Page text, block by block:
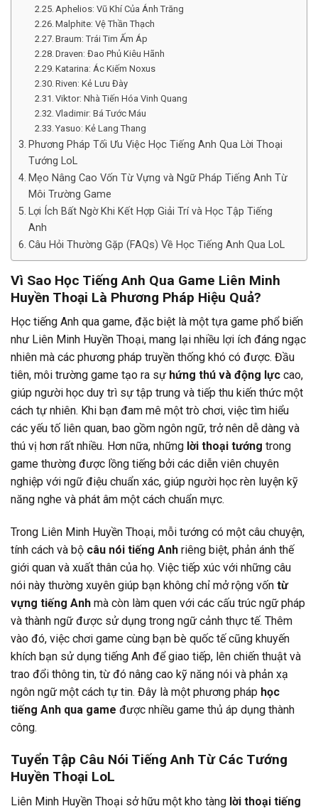
Aphelios: Vũ Khí Của Ánh Trăng
Malphite: Vệ Thần Thạch
Braum: Trái Tim Ấm Áp
Draven: Đao Phủ Kiêu Hãnh
Katarina: Ác Kiếm Noxus
Riven: Kẻ Lưu Đày
Viktor: Nhà Tiến Hóa Vinh Quang
Vladimir: Bá Tước Máu
Yasuo: Kẻ Lang Thang
Phương Pháp Tối Ưu Việc Học Tiếng Anh Qua Lời Thoại
Tướng LoL
Mẹo Nâng Cao Vốn Từ Vựng và Ngữ Pháp Tiếng Anh Từ
Môi Trường Game
Lợi Ích Bất Ngờ Khi Kết Hợp Giải Trí và Học Tập Tiếng
Anh
Câu Hỏi Thường Gặp (FAQs) Về Học Tiếng Anh Qua LoL
Vì Sao Học Tiếng Anh Qua Game Liên Minh
Huyền Thoại Là Phương Pháp Hiệu Quả?
Học tiếng Anh qua game, đặc biệt là một tựa game phổ biến
như Liên Minh Huyền Thoại, mang lại nhiều lợi ích đáng ngạc
nhiên mà các phương pháp truyền thống khó có được. Đầu
tiên, môi trường game tạo ra sự hứng thú và động lực cao,
giúp người học duy trì sự tập trung và tiếp thu kiến thức một
cách tự nhiên. Khi bạn đam mê một trò chơi, việc tìm hiểu
các yếu tố liên quan, bao gồm ngôn ngữ, trở nên dễ dàng và
thú vị hơn rất nhiều. Hơn nữa, những lời thoại tướng trong
game thường được lồng tiếng bởi các diễn viên chuyên
nghiệp với ngữ điệu chuẩn xác, giúp người học rèn luyện kỹ
năng nghe và phát âm một cách chuẩn mực.
Trong Liên Minh Huyền Thoại, mỗi tướng có một câu chuyện,
tính cách và bộ câu nói tiếng Anh riêng biệt, phản ánh thế
giới quan và xuất thân của họ. Việc tiếp xúc với những câu
nói này thường xuyên giúp bạn không chỉ mở rộng vốn từ
vựng tiếng Anh mà còn làm quen với các cấu trúc ngữ pháp
và thành ngữ được sử dụng trong ngữ cảnh thực tế. Thêm
vào đó, việc chơi game cùng bạn bè quốc tế cũng khuyến
khích bạn sử dụng tiếng Anh để giao tiếp, lên chiến thuật và
trao đổi thông tin, từ đó nâng cao kỹ năng nói và phản xạ
ngôn ngữ một cách tự tin. Đây là một phương pháp học
tiếng Anh qua game được nhiều game thủ áp dụng thành
công.
Tuyển Tập Câu Nói Tiếng Anh Từ Các Tướng
Huyền Thoại LoL
Liên Minh Huyền Thoại sở hữu một kho tàng lời thoại tiếng